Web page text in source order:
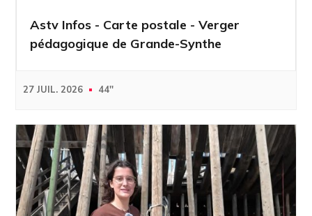
Astv Infos - Carte postale - Verger
pédagogique de Grande-Synthe
27 JUIL. 2026 44''